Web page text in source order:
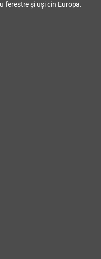
ferestre şi uşi din Europa.